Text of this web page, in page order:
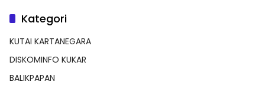
Kategori
KUTAI KARTANEGARA
DISKOMINFO KUKAR
BALIKPAPAN